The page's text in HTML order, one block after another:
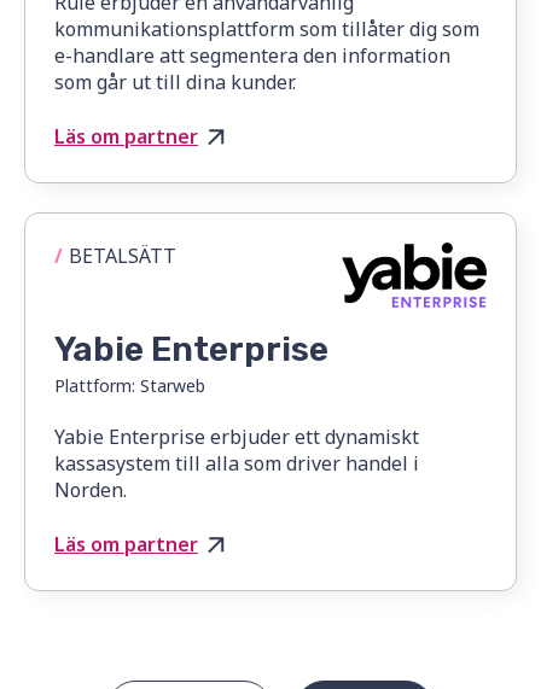
kommunikationsplattform som tillåter dig som
e-handlare att segmentera den information
som går ut till dina kunder.
Läs om partner
/ BETALSÄTT
Yabie Enterprise
Plattform: Starweb
Yabie Enterprise erbjuder ett dynamiskt
kassasystem till alla som driver handel i
Norden.
Läs om partner